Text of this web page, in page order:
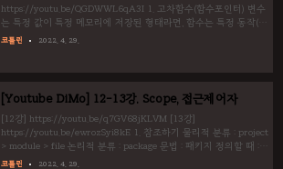
https://youtu.be/QGDWWL6qA3I 1. 고차함수(함수포인터) 변수
는 특정 값이 특정 메모리에 저장된 형태라면, 함수는 특정 동작(값
의 연속)이 특정 메모리에 저장된 형태이므로, 특정 메모리를 호출
function fun main() { B(::A) } fun A(str : String) { println("A :
$str") } fun B(f : (String)->Unit) { f("Call ..
코틀린 2022. 4. 29.
[Youtube DiMo] 12-13강. Scope, 접근제어자
[12강] https://youtu.be/q7GV68jKLVM [13강]
https://youtu.be/ewrozSyi8kE 1. 참조하기 물리적 분류 : project
> module > file 논리적 분류 : package 문법 : 패키지 정의할 때 :
(파일 첫줄에) package 패키지명 불러올 때 : import 패키지명 2.
코틀린 2022. 4. 29.